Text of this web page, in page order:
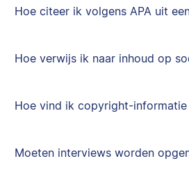
Hoe citeer ik volgens APA uit
Hoe verwijs ik naar inhoud op
Hoe vind ik copyright-
Moeten interviews worden